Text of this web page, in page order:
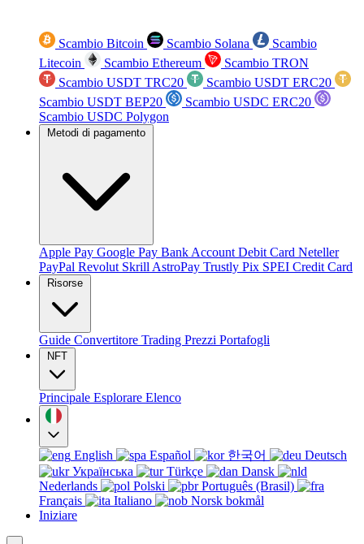
Scambio Bitcoin Scambio Solana
Scambio
Litecoin
Scambio Ethereum
Scambio TRON
Scambio USDT TRC20
Scambio USDT ERC20
Scambio USDT BEP20
Scambio USDC ERC20
Scambio USDC Polygon
Metodi di pagamento
Apple Pay Google Pay Bank Account Debit Card Neteller
PayPal Revolut Skrill AstroPay Trustly Pix SPEI Credit Card
Risorse
Guide Convertitore Trading Prezzi Portafogli
NFT
Principale Esplorare Elenco
English Español 한국어
Deutsch
Українська
Türkçe
Dansk
Nederlands
Polski
Português (Brasil)
Français
Italiano
Norsk bokmål
Iniziare